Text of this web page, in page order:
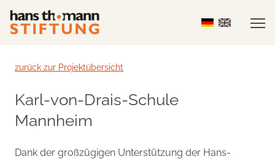
zurück zur Projektübersicht
Karl-von-Drais-Schule
Mannheim
Dank der großzügigen Unterstützung der Hans-